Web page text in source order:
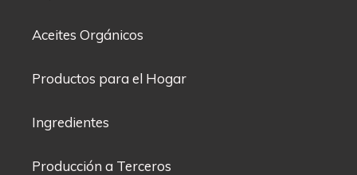
Aceites Orgánicos
Productos para el Hogar
Ingredientes
Producción a Terceros